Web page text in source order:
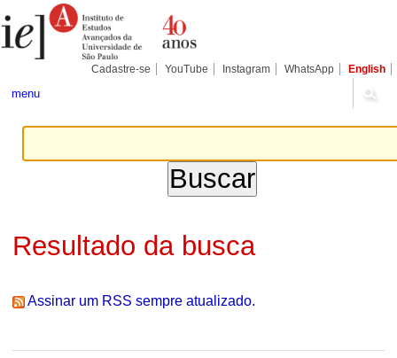
para
conteúdo.
Pessoais
Cadastre-se YouTube Instagram WhatsApp English
menu
Resultado da busca
Assinar um RSS sempre atualizado.